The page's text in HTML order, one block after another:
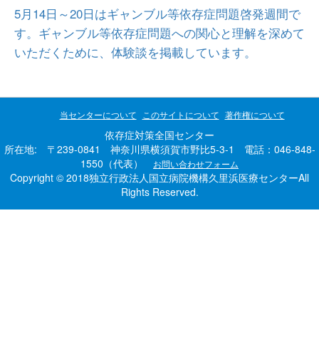
5月14日～20日はギャンブル等依存症問題啓発週間で
す。ギャンブル等依存症問題への関心と理解を深めて
いただくために、体験談を掲載しています。
当センターについて このサイトについて 著作権について
依存症対策全国センター
所在地: 〒239-0841 神奈川県横須賀市野比5-3-1 電話：046-848-
1550（代表）
お問い合わせフォーム
Copyright © 2018独立行政法人国立病院機構久里浜医療センターAll
Rights Reserved.